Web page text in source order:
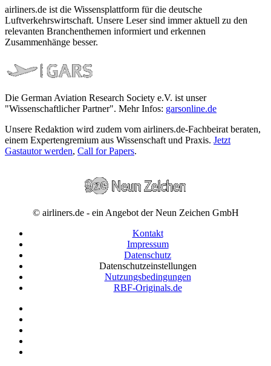
airliners.de ist die Wissensplattform für die deutsche
Luftverkehrswirtschaft. Unsere Leser sind immer aktuell zu den
relevanten Branchenthemen informiert und erkennen
Zusammenhänge besser.
Die German Aviation Research Society e.V. ist unser
"Wissenschaftlicher Partner". Mehr Infos: garsonline.de
Unsere Redaktion wird zudem vom airliners.de-Fachbeirat beraten,
einem Expertengremium aus Wissenschaft und Praxis. Jetzt
Gastautor werden, Call for Papers.
© airliners.de - ein Angebot der Neun Zeichen GmbH
Kontakt
Impressum
Datenschutz
Datenschutzeinstellungen
Nutzungsbedingungen
RBF-Originals.de